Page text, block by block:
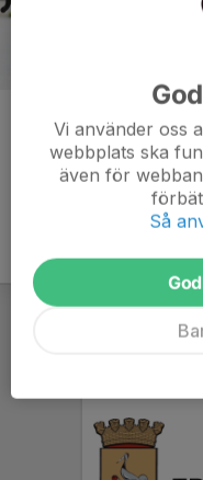
Kommentarer
Vi använder oss
webbplats ska
även för
Så